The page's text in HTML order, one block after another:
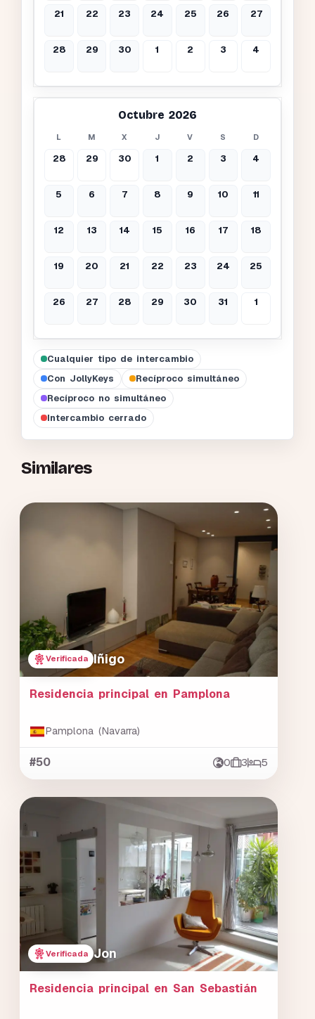
21 22 23 24 25 26 27
28 29 30 1 2 3 4
Octubre 2026
L M X J V S D
28 29 30 1 2 3 4
5 6 7 8 9 10 11
12 13 14 15 16 17 18
19 20 21 22 23 24 25
26 27 28 29 30 31 1
Cualquier tipo de intercambio
Con JollyKeys
Recíproco simultáneo
Recíproco no simultáneo
Intercambio cerrado
Similares
Verificada Iñigo
Residencia principal en Pamplona
Pamplona (Navarra)
#50 0 3 5
Verificada Jon
Residencia principal en San Sebastián